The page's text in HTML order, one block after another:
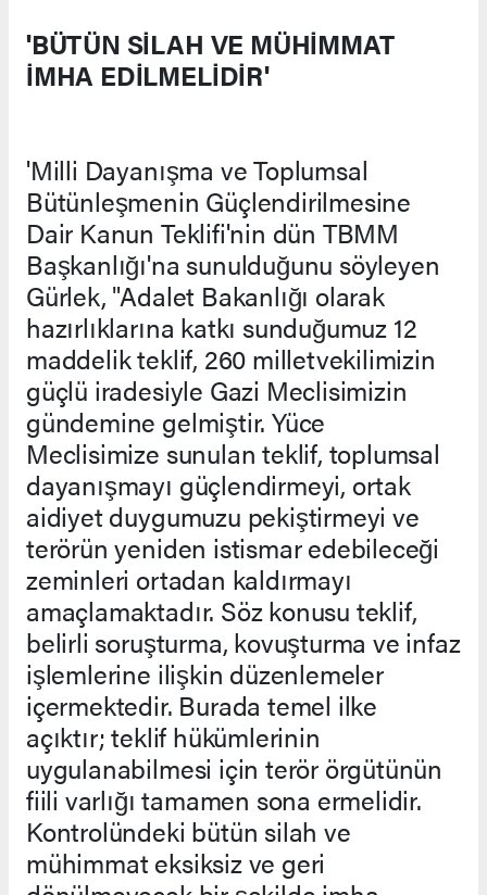
'BÜTÜN SİLAH VE MÜHİMMAT
İMHA EDİLMELİDİR'
'Milli Dayanışma ve Toplumsal
Bütünleşmenin Güçlendirilmesine
Dair Kanun Teklifi'nin dün TBMM
Başkanlığı'na sunulduğunu söyleyen
Gürlek, "Adalet Bakanlığı olarak
hazırlıklarına katkı sunduğumuz 12
maddelik teklif, 260 milletvekilimizin
güçlü iradesiyle Gazi Meclisimizin
gündemine gelmiştir. Yüce
Meclisimize sunulan teklif, toplumsal
dayanışmayı güçlendirmeyi, ortak
aidiyet duygumuzu pekiştirmeyi ve
terörün yeniden istismar edebileceği
zeminleri ortadan kaldırmayı
amaçlamaktadır. Söz konusu teklif,
belirli soruşturma, kovuşturma ve infaz
işlemlerine ilişkin düzenlemeler
içermektedir. Burada temel ilke
açıktır; teklif hükümlerinin
uygulanabilmesi için terör örgütünün
fiili varlığı tamamen sona ermelidir.
Kontrolündeki bütün silah ve
mühimmat eksiksiz ve geri